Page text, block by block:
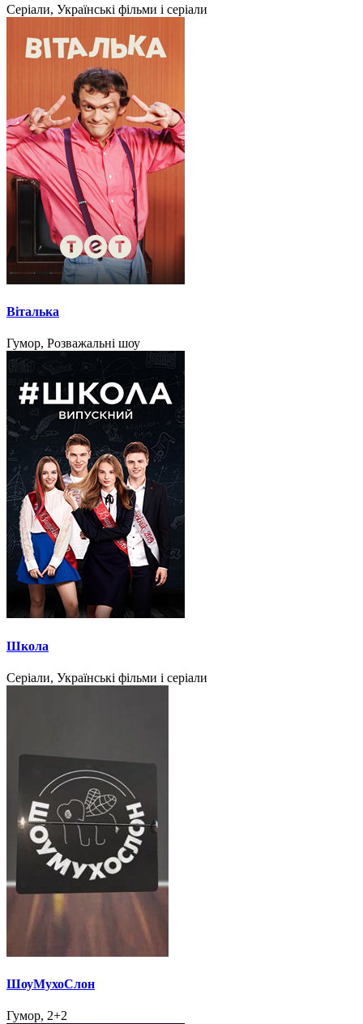
Серіали, Українські фільми і серіали
Віталька
Гумор, Розважальні шоу
Школа
Серіали, Українські фільми і серіали
ШоуМухоСлон
Гумор, 2+2